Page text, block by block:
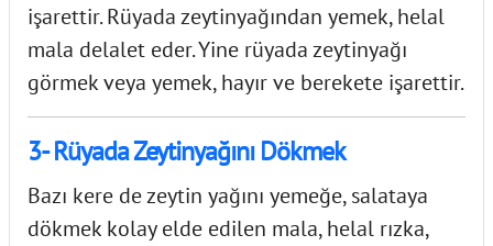
işarettir. Rüyada zeytinyağından yemek, helal
mala delalet eder. Yine rüyada zeytinyağı
görmek veya yemek, hayır ve berekete işarettir.
3- Rüyada Zeytinyağını Dökmek
Bazı kere de zeytin yağını yemeğe, salataya
dökmek kolay elde edilen mala, helal rızka,